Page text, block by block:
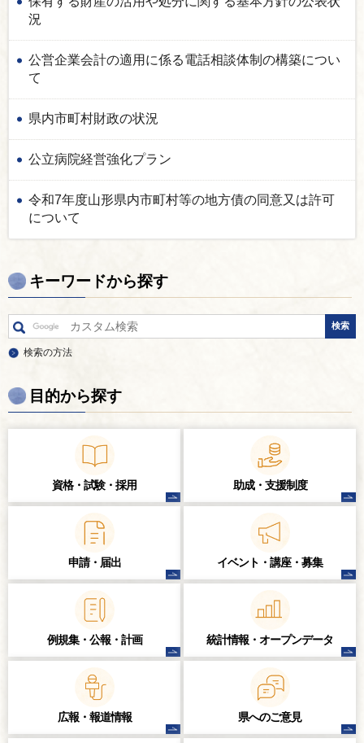
況
公営企業会計の適用に係る電話相談体制の構築につい
て
県内市町村財政の状況
公立病院経営強化プラン
令和7年度山形県内市町村等の地方債の同意又は許可
について
キーワードから探す
検索の方法
目的から探す
資格・試験・ 採用 助成・支援制度
申請・届出 イベント・講座・ 募集
例規集・公報・計画 統計情報・ オープンデータ
広報・報道情報 県へのご意見